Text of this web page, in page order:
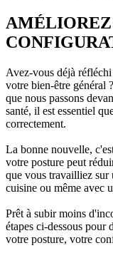
Avez-vous déjà
votre bien-être général
que nous passons
santé, il est essentiel
correctement.
La bonne nouvelle,
votre posture peut
que vous travailliez sur
cuisine ou même avec
Prêt à subir moins
étapes ci-dessous pour
votre posture, votre